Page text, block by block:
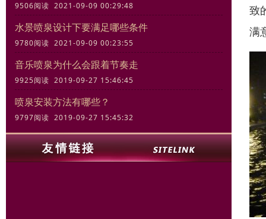
9506阅读 2021-09-09 00:29:48
水景喷泉设计下要满足哪些条件
9780阅读 2021-09-09 00:23:55
音乐喷泉为什么会跟着节奏走
9925阅读 2019-09-27 15:46:45
喷泉安装方法有哪些？
9797阅读 2019-09-27 15:45:32
致
满